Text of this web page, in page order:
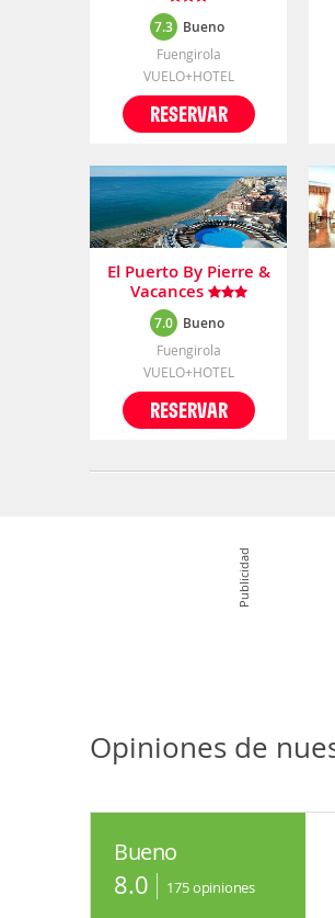
7.3 Bueno
Fuengirola
VUELO+HOTEL
RESERVAR
El Puerto By Pierre &
Vacances
7.0 Bueno
Fuengirola
VUELO+HOTEL
RESERVAR
Publicidad
Opiniones de
Bueno
8.0 175opiniones